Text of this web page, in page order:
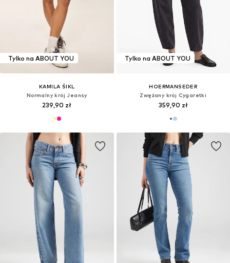
Tylko na ABOUT YOU
KAMILA ŠIKL
Normalny krój Jeansy
239,90 zł
Tylko na ABOUT YOU
HOERMANSEDER
Zwężany krój Cygaretki
359,90 zł